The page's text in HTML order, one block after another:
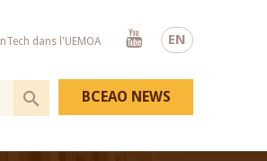
EN
dans l'UEMOA
Youtube
BCEAO NEWS